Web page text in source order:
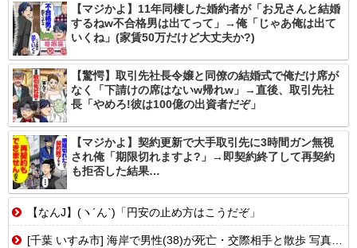
【マジかよ】11年同棲した婚約者が「お兄さんと結婚
するねw不合格男は出てって」→俺「じゃあ俺は出て
いくね」(家賃50万だけど大丈夫か?)
【驚愕】取引先社長令嬢と同僚の結婚式で俺だけ席が
なく「下請けの席はないw帰れw」→直後、取引先社
長「やめろ!彼は100億の出資者だぞ」
【マジかよ】契約更新で大手取引先に3時間ガン無視
され俺「期限切れますよ?」→即契約終了して再契約
も拒否した結果…
【なんJ】(ヽ´ん`)「円安の止め方はこうだぞ」
[千葉 いすみ市] 海岸で男性(38)が死亡・交際相手と散歩 写真撮影の際波にさらわれたとの報道...